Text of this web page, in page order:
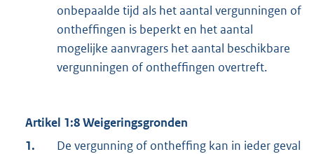
onbepaalde tijd als het aantal vergunningen of
ontheffingen is beperkt en het aantal
mogelijke aanvragers het aantal beschikbare
vergunningen of ontheffingen overtreft.
Artikel 1:8 Weigeringsgronden
1.
De vergunning of ontheffing kan in ieder geval